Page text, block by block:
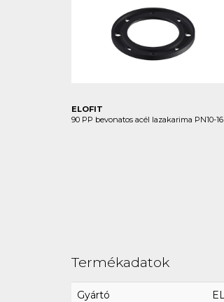
ELOFIT
90 PP bevonatos acél lazakarima PN10-16
Termékadatok
Gyártó